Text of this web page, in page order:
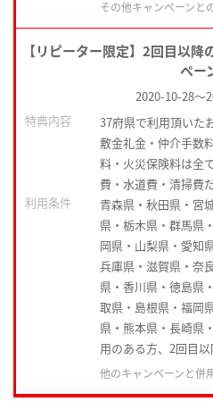
その他キャンペーンと
【リピーター限定】2回目以
ペー
2020-10-28～
特典内容
37府県で利用頂いた
敷金礼金・仲介手数
料・火災保険料は全
費・水道費・清掃費
利用条件
青森県・秋田県・宮
県・栃木県・群馬県
岡県・山梨県・愛知
兵庫県・滋賀県・奈
県・香川県・徳島県
取県・島根県・福岡
県・熊本県・長崎県
用のある方、2回目
他のキャンペーンと併